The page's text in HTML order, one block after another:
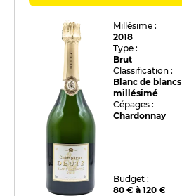
Millésime :
2018
Type :
Brut
Classification :
Blanc de blancs
millésimé
Cépages :
Chardonnay
Budget :
80 € à 120 €